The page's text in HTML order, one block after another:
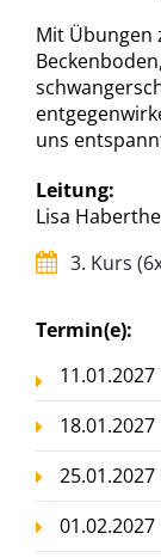
Mit Übungen
uns
Leitung:
Lisa
3. Kurs
Termin(e):